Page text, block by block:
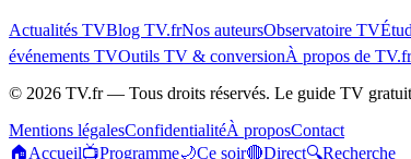
Actualités TVBlog TV.frNos auteursObservatoire TV
événements TVOutils TV & conversionÀ propos de TV.fr
© 2026 TV.fr — Tous droits réservés. Le guide TV
Mentions légalesConfidentialitéÀ proposContact
🏠Accueil📺Programme🌙Ce soir🔴Direct🔍Recherche